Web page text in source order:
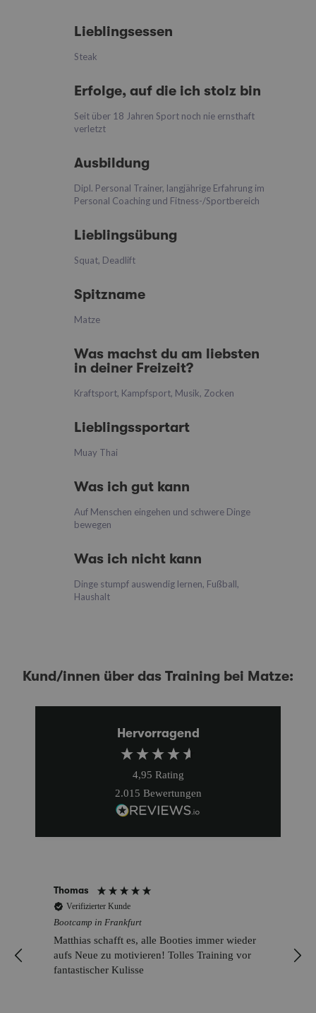
Lieblingsessen
Steak
Erfolge, auf die ich stolz bin
Seit über 18 Jahren Sport noch nie ernsthaft
verletzt
Ausbildung
Dipl. Personal Trainer, langjährige Erfahrung im
Personal Coaching und Fitness-/Sportbereich
Lieblingsübung
Squat, Deadlift
Spitzname
Matze
Was machst du am liebsten
in deiner Freizeit?
Kraftsport, Kampfsport, Musik, Zocken
Lieblingssportart
Muay Thai
Was ich gut kann
Auf Menschen eingehen und schwere Dinge
bewegen
Was ich nicht kann
Dinge stumpf auswendig lernen, Fußball,
Haushalt
Kund/innen über das Training bei Matze:
Hervorragend
4,95 Rating
2.015 Bewertungen
Thomas
Verifizierter Kunde
Bootcamp in Frankfurt
Matthias schafft es, alle Booties immer wieder
aufs Neue zu motivieren! Tolles Training vor
fantastischer Kulisse